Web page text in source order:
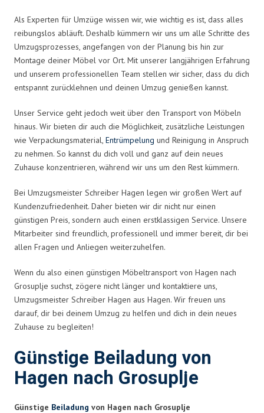
Als Experten für Umzüge wissen wir, wie wichtig es ist, dass alles
reibungslos abläuft. Deshalb kümmern wir uns um alle Schritte des
Umzugsprozesses, angefangen von der Planung bis hin zur
Montage deiner Möbel vor Ort. Mit unserer langjährigen Erfahrung
und unserem professionellen Team stellen wir sicher, dass du dich
entspannt zurücklehnen und deinen Umzug genießen kannst.
Unser Service geht jedoch weit über den Transport von Möbeln
hinaus. Wir bieten dir auch die Möglichkeit, zusätzliche Leistungen
wie Verpackungsmaterial, Entrümpelung und Reinigung in Anspruch
zu nehmen. So kannst du dich voll und ganz auf dein neues
Zuhause konzentrieren, während wir uns um den Rest kümmern.
Bei Umzugsmeister Schreiber Hagen legen wir großen Wert auf
Kundenzufriedenheit. Daher bieten wir dir nicht nur einen
günstigen Preis, sondern auch einen erstklassigen Service. Unsere
Mitarbeiter sind freundlich, professionell und immer bereit, dir bei
allen Fragen und Anliegen weiterzuhelfen.
Wenn du also einen günstigen Möbeltransport von Hagen nach
Grosuplje suchst, zögere nicht länger und kontaktiere uns,
Umzugsmeister Schreiber Hagen aus Hagen. Wir freuen uns
darauf, dir bei deinem Umzug zu helfen und dich in dein neues
Zuhause zu begleiten!
Günstige Beiladung von
Hagen nach Grosuplje
Günstige Beiladung von Hagen nach Grosuplje